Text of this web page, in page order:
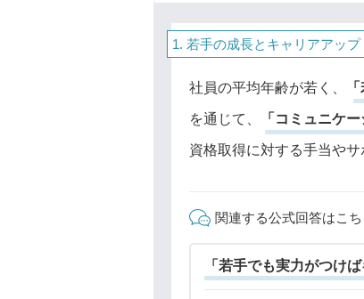
若手の成長とキャリアアップ
社員の平均年齢が若く、
を通じて、 「コミュニケー
資格取得に対する手当や
関連する公式回答はこち
「若手でも実力がつけ